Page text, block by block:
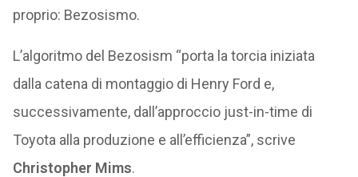
proprio: Bezosismo.
L’algoritmo del Bezosism “porta la torcia iniziata
dalla catena di montaggio di Henry Ford e,
successivamente, dall’approccio just-in-time di
Toyota alla produzione e all’efficienza”, scrive
Christopher Mims.